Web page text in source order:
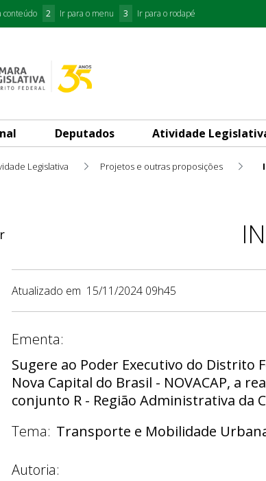
conteúdo 2 Ir para o menu 3 Ir para o rodapé
Deputados Atividade
Legislativa Projetos e outras proposições
Atualizado em 15/11/2024 09h45
Ementa:
Sugere ao Poder Executivo do
Nova Capital do Brasil - NOVACAP, a
conjunto R - Região Administrativa da
Tema: Transporte e Mobilidade
Autoria: